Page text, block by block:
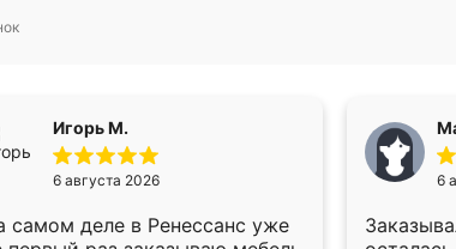
Игорь М.
6 августа 2026
самом деле в Ренессанс уже
6